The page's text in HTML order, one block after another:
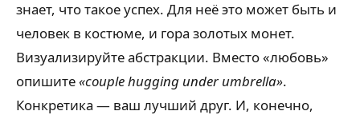
знает, что такое успех. Для неё это может быть и
человек в костюме, и гора золотых монет.
Визуализируйте абстракции. Вместо «любовь»
опишите«couple hugging under umbrella».
Конкретика — ваш лучший друг. И, конечно,